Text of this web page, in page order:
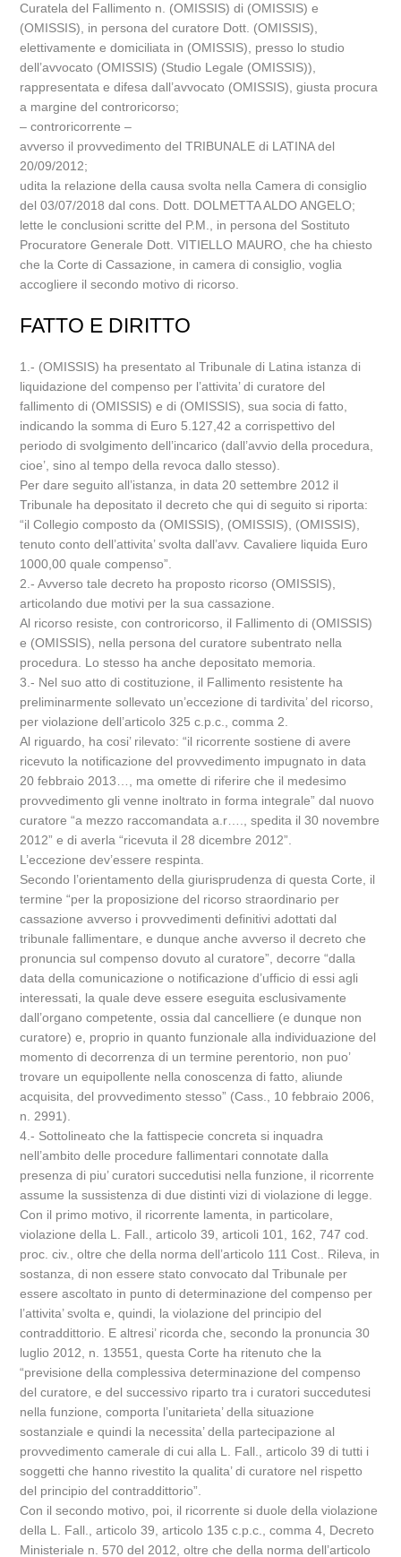
Curatela del Fallimento n. (OMISSIS) di (OMISSIS) e
(OMISSIS), in persona del curatore Dott. (OMISSIS),
elettivamente e domiciliata in (OMISSIS), presso lo studio
dell’avvocato (OMISSIS) (Studio Legale (OMISSIS)),
rappresentata e difesa dall’avvocato (OMISSIS), giusta procura
a margine del controricorso;
– controricorrente –
avverso il provvedimento del TRIBUNALE di LATINA del
20/09/2012;
udita la relazione della causa svolta nella Camera di consiglio
del 03/07/2018 dal cons. Dott. DOLMETTA ALDO ANGELO;
lette le conclusioni scritte del P.M., in persona del Sostituto
Procuratore Generale Dott. VITIELLO MAURO, che ha chiesto
che la Corte di Cassazione, in camera di consiglio, voglia
accogliere il secondo motivo di ricorso.
FATTO E DIRITTO
1.- (OMISSIS) ha presentato al Tribunale di Latina istanza di
liquidazione del compenso per l’attivita’ di curatore del
fallimento di (OMISSIS) e di (OMISSIS), sua socia di fatto,
indicando la somma di Euro 5.127,42 a corrispettivo del
periodo di svolgimento dell’incarico (dall’avvio della procedura,
cioe’, sino al tempo della revoca dallo stesso).
Per dare seguito all’istanza, in data 20 settembre 2012 il
Tribunale ha depositato il decreto che qui di seguito si riporta:
“il Collegio composto da (OMISSIS), (OMISSIS), (OMISSIS),
tenuto conto dell’attivita’ svolta dall’avv. Cavaliere liquida Euro
1000,00 quale compenso”.
2.- Avverso tale decreto ha proposto ricorso (OMISSIS),
articolando due motivi per la sua cassazione.
Al ricorso resiste, con controricorso, il Fallimento di (OMISSIS)
e (OMISSIS), nella persona del curatore subentrato nella
procedura. Lo stesso ha anche depositato memoria.
3.- Nel suo atto di costituzione, il Fallimento resistente ha
preliminarmente sollevato un’eccezione di tardivita’ del ricorso,
per violazione dell’articolo 325 c.p.c., comma 2.
Al riguardo, ha cosi’ rilevato: “il ricorrente sostiene di avere
ricevuto la notificazione del provvedimento impugnato in data
20 febbraio 2013…, ma omette di riferire che il medesimo
provvedimento gli venne inoltrato in forma integrale” dal nuovo
curatore “a mezzo raccomandata a.r…., spedita il 30 novembre
2012” e di averla “ricevuta il 28 dicembre 2012”.
L’eccezione dev’essere respinta.
Secondo l’orientamento della giurisprudenza di questa Corte, il
termine “per la proposizione del ricorso straordinario per
cassazione avverso i provvedimenti definitivi adottati dal
tribunale fallimentare, e dunque anche avverso il decreto che
pronuncia sul compenso dovuto al curatore”, decorre “dalla
data della comunicazione o notificazione d’ufficio di essi agli
interessati, la quale deve essere eseguita esclusivamente
dall’organo competente, ossia dal cancelliere (e dunque non
curatore) e, proprio in quanto funzionale alla individuazione del
momento di decorrenza di un termine perentorio, non puo’
trovare un equipollente nella conoscenza di fatto, aliunde
acquisita, del provvedimento stesso” (Cass., 10 febbraio 2006,
n. 2991).
4.- Sottolineato che la fattispecie concreta si inquadra
nell’ambito delle procedure fallimentari connotate dalla
presenza di piu’ curatori succedutisi nella funzione, il ricorrente
assume la sussistenza di due distinti vizi di violazione di legge.
Con il primo motivo, il ricorrente lamenta, in particolare,
violazione della L. Fall., articolo 39, articoli 101, 162, 747 cod.
proc. civ., oltre che della norma dell’articolo 111 Cost.. Rileva, in
sostanza, di non essere stato convocato dal Tribunale per
essere ascoltato in punto di determinazione del compenso per
l’attivita’ svolta e, quindi, la violazione del principio del
contraddittorio. E altresi’ ricorda che, secondo la pronuncia 30
luglio 2012, n. 13551, questa Corte ha ritenuto che la
“previsione della complessiva determinazione del compenso
del curatore, e del successivo riparto tra i curatori succedutesi
nella funzione, comporta l’unitarieta’ della situazione
sostanziale e quindi la necessita’ della partecipazione al
provvedimento camerale di cui alla L. Fall., articolo 39 di tutti i
soggetti che hanno rivestito la qualita’ di curatore nel rispetto
del principio del contraddittorio”.
Con il secondo motivo, poi, il ricorrente si duole della violazione
della L. Fall., articolo 39, articolo 135 c.p.c., comma 4, Decreto
Ministeriale n. 570 del 2012, oltre che della norma dell’articolo